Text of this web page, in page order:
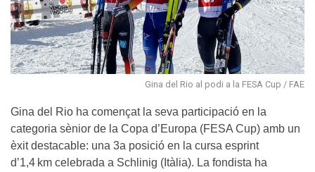
Gina del Rio al podi a la FESA Cup / FAE
Gina del Rio ha començat la seva participació en la
categoria sènior de la Copa d’Europa (FESA Cup) amb un
èxit destacable: una 3a posició en la cursa esprint
d’1,4 km celebrada a Schlinig (Itàlia). La fondista ha